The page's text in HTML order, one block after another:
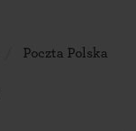
Poczta Polska